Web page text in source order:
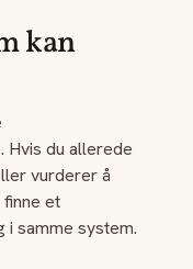
kan
Hvis du allerede
vurderer å
et
i samme system.